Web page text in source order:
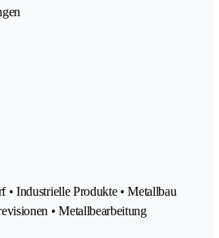
• Industrielle Produkte • Metallbau
• Metallbearbeitung